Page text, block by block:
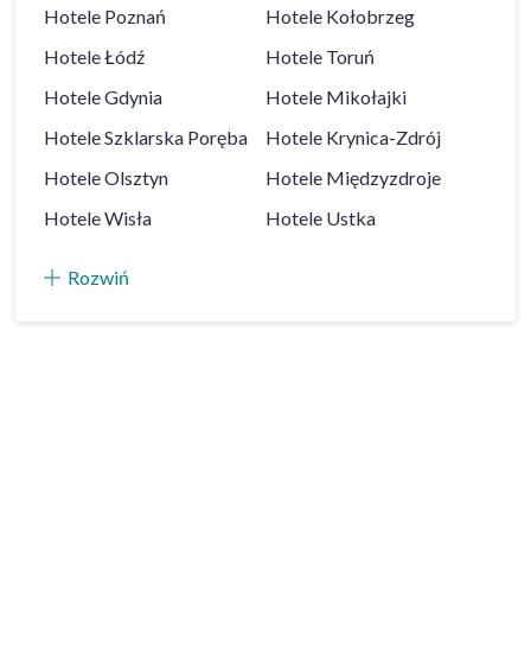
Hotele Poznań Hotele Kołobrzeg
HoteleŁódź Hotele Toruń
HoteleGdynia Hotele Mikołajki
HoteleSzklarska Poręba Hotele Krynica-Zdrój
HoteleOlsztyn Hotele Międzyzdroje
HoteleWisła Hotele Ustka
Rozwiń